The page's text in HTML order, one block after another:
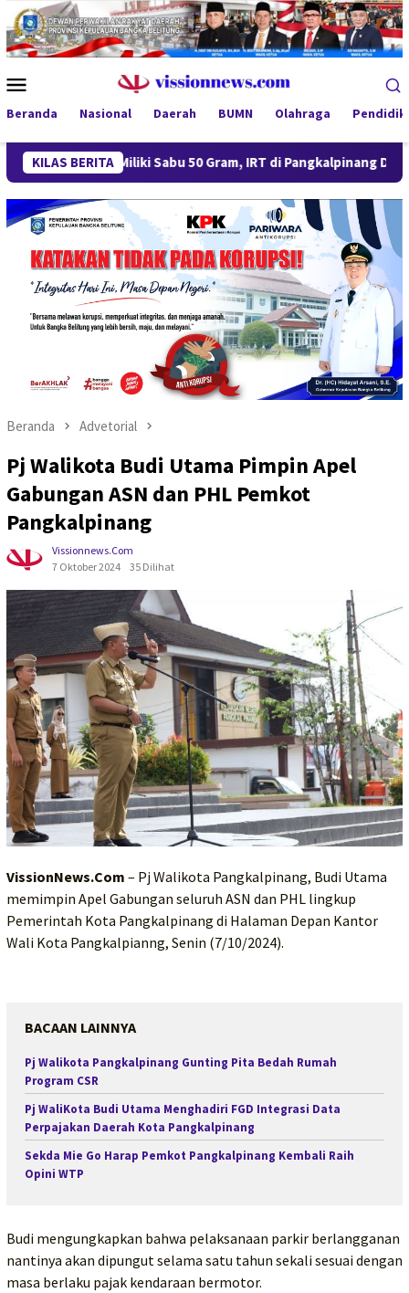
Loncat
ke
konten
Mobile
Beranda Nasional Daerah BUMN Olahraga
KILAS BERITA
Miliki Sabu 50 Gram, IRT di Pangkalpinang Ditangkap
Beranda Advetorial
Pj Walikota Budi Utama Pimpin Apel
Gabungan ASN dan PHL Pemkot
Pangkalpinang
Vissionnews.com
7 Oktober 2024
35 Dilihat
VissionNews.Com – Pj Walikota Pangkalpinang, Budi Utama
memimpin Apel Gabungan seluruh ASN dan PHL lingkup
Pemerintah Kota Pangkalpinang di Halaman Depan Kantor
Wali Kota Pangkalpianng, Senin (7/10/2024).
BACAAN LAINNYA
Pj Walikota Pangkalpinang Gunting Pita Bedah Rumah
Program CSR
Pj WaliKota Budi Utama Menghadiri FGD Integrasi Data
Perpajakan Daerah Kota Pangkalpinang
Sekda Mie Go Harap Pemkot Pangkalpinang Kembali Raih
Opini WTP
Budi mengungkapkan bahwa pelaksanaan parkir berlangganan
nantinya akan dipungut selama satu tahun sekali sesuai dengan
masa berlaku pajak kendaraan bermotor.